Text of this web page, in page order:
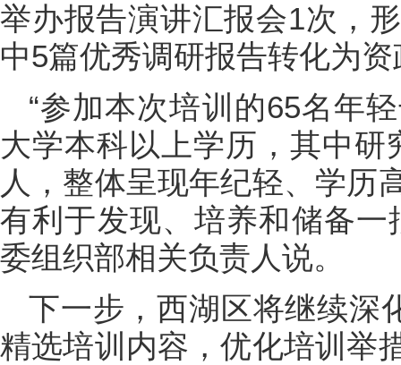
举办报告演讲汇报会1次，
中5篇优秀调研报告转化为
“参加本次培训的65名年
大学本科以上学历，其中
人，整体呈现年纪轻、学历
有利于发现、培养和储备一
委组织部相关负责人说。
下一步，西湖区将继续深
精选培训内容，优化培训举